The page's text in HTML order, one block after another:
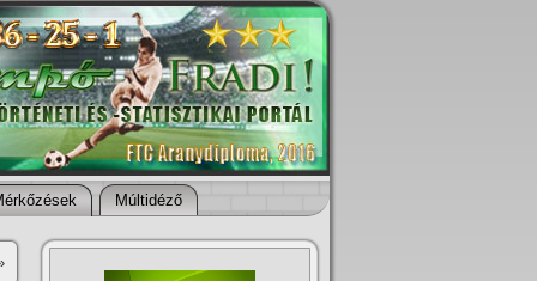
Múltidéző